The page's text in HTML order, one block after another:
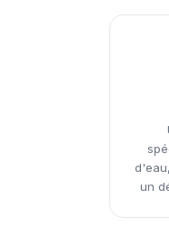
un